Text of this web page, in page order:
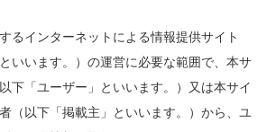
るインターネットによる情報提供サイト
いいます。）の運営に必要な範囲で、本サ
下「ユーザー」といいます。）又は本サイ
（以下「掲載主」といいます。）から、ユ